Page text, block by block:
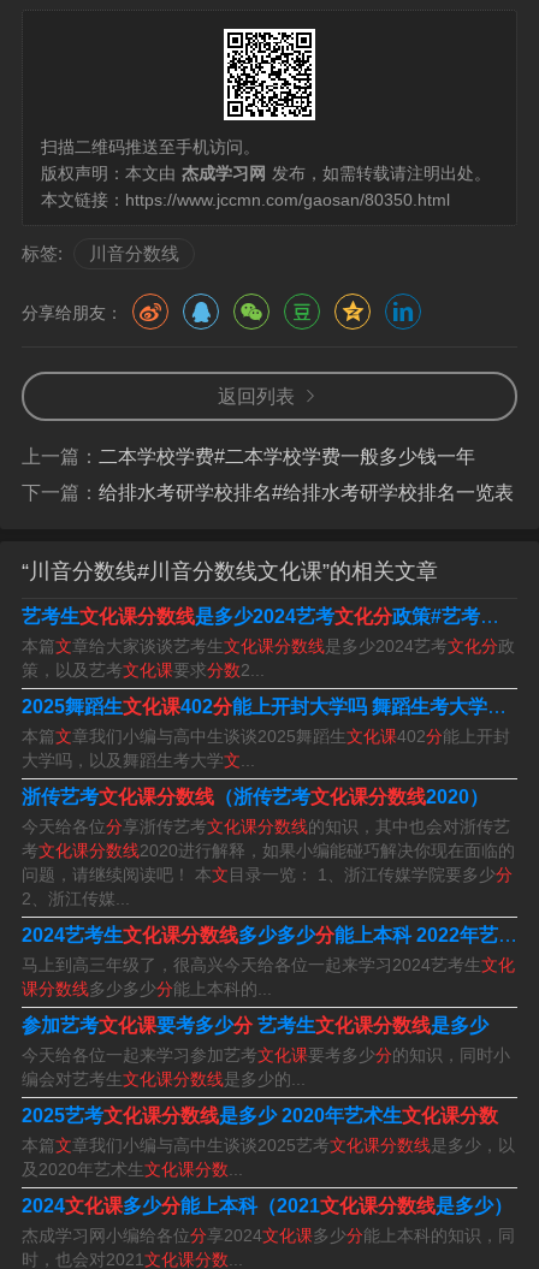
2023年四川音乐学院艺考分数线?
年四川音乐学院分数线如下川音分数线：音乐学类：本科3
55分川音分数线；专科140分。音乐学（理论）类：本科3
作曲与作曲技术理论类：本科405分。音乐表演类：本科3
数线：音乐学类专业：本科205分；专科180分。
四川音乐学院2023艺考录取分数线：理科472分、文科516
分。四川音乐学院（Sichuan Conservatory of Music）简
称“川音”川音分数线，位于四川省成都市，是一所以“艺术”
为主要办学特色川音分数线的省属全日制普通本科高等院
校，是全国11所独立设置的专业音乐学院之一，全国31所
独立设置艺术类院校之一，硕士学位授予单位。
理科472分，文科516分。四川音乐学院是中国西南地区唯
一一所集音乐、美术、舞蹈、戏剧、传媒、工业设计、艺
术理论、艺术教育、艺术管理九大学科为一体的多学科、
多层次综合高等艺术院校，2023艺考录取分数线：理科47
2分，文科516分。
根据查询四川音乐学院美术学院官网显示，四川音乐学院2
023年四川省艺术类考生第一批调档线，美术学专业类266
7分。
川音2023艺考美术录取分数线为360分。川音是指四川音
扫描二维码推送至手机访问。
版权声明：本文由 杰成学习网 发布，如需转载请注明出处。
本文链接： https://www.jccmn.com/gaosan/80350.html
标签: 川音分数线
分享给朋友：
返回列表
上一篇： 二本学校学费#二本学校学费一般多少钱一年
下一篇： 给排水考研学校排名#给排水考研学校排名一览表
“川音分数线#川音分数线文化课”的相关文章
艺考生文化课分数线是多少2024艺考文化分政策#艺考文化课
本篇文章给大家谈谈艺考生文化课分数线是多少2024艺考文化分政
策，以及艺考文化课要求分数2...
2025舞蹈生文化课402分能上开封大学吗 舞蹈生考大学文化
本篇文章我们小编与高中生谈谈2025舞蹈生文化课402分能上开封
大学吗，以及舞蹈生考大学文
浙传艺考文化课分数线 （浙传艺考文化课分数线2020）
今天给各位分享浙传艺考文化课分数线的知识，其中也会对浙传艺
考文化课分数线2020进行解释，如果小编能碰巧解决你现在面临的
问题，请继续阅读吧！ 本文目录一览： 1、浙江传媒学院要多少分
2、浙江传媒...
2024艺考生文化课分数线多少多少分能上本科 2022年艺考生
马上到高三年级了，很高兴今天给各位一起来学习2024艺考生文化
课分数线多少多少分能上本科的...
参加艺考文化课要考多少分艺考生文化课分数线是多少
今天给各位一起来学习参加艺考文化课要考多少分的知识，同时小
编会对艺考生文化课分数线是多少的...
2025艺考文化课分数线是多少 2020年艺术生文化课分数
本篇文章我们小编与高中生谈谈2025艺考文化课分数线是多少，以
及2020年艺术生文化课分数
2024文化课多少分能上本科（2021文化课分数线是多少）
杰成学习网小编给各位分享2024文化课多少分能上本科的知识，同
时，也会对2021文化课分数